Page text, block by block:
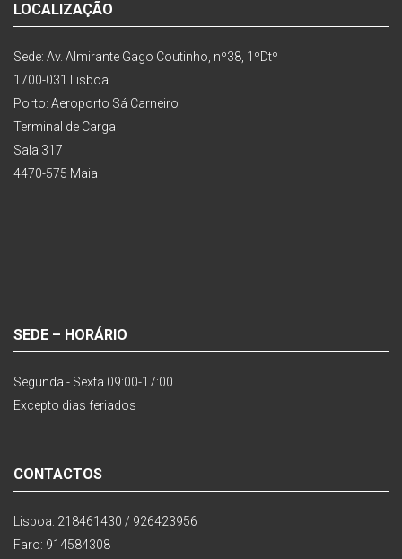
LOCALIZAÇÃO
Sede: Av. Almirante Gago Coutinho, nº38, 1ºDtº
1700-031 Lisboa
Porto: Aeroporto Sá Carneiro
Terminal de Carga
Sala 317
4470-575 Maia
SEDE – HORÁRIO
Segunda - Sexta 09:00-17:00
Excepto dias feriados
CONTACTOS
Lisboa: 218461430 / 926423956
Faro: 914584308